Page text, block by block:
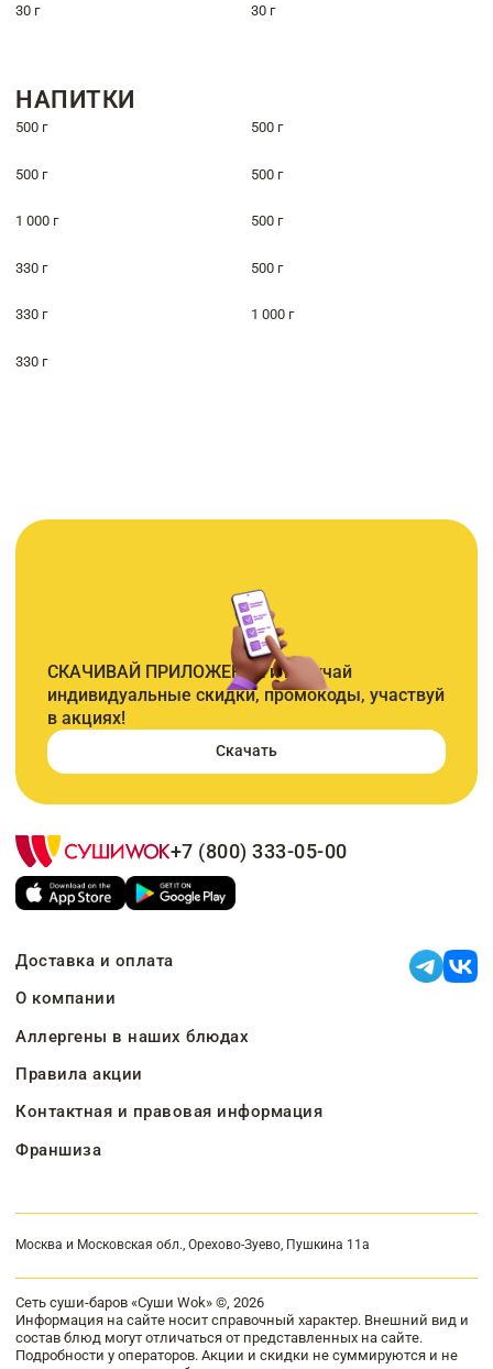
30 г 30 г
НАПИТКИ
500 г 500 г
500 г 500 г
1 000 г 500 г
330 г 500 г
330 г 1 000 г
330 г
СКАЧИВАЙ ПРИЛОЖЕНИЕ и получай
индивидуальные скидки, промокоды, участвуй
в акциях!
Скачать
+7 (800) 333-05-00
Доставка и оплата
О компании
Аллергены в наших блюдах
Правила акции
Контактная и правовая информация
Франшиза
Москва и Московская обл., Орехово-Зуево, Пушкина 11а
Сеть суши-баров «Суши Wok» ©, 2026
Информация на сайте носит справочный характер. Внешний вид и
состав блюд могут отличаться от представленных на сайте.
Подробности у операторов. Акции и скидки не суммируются и не